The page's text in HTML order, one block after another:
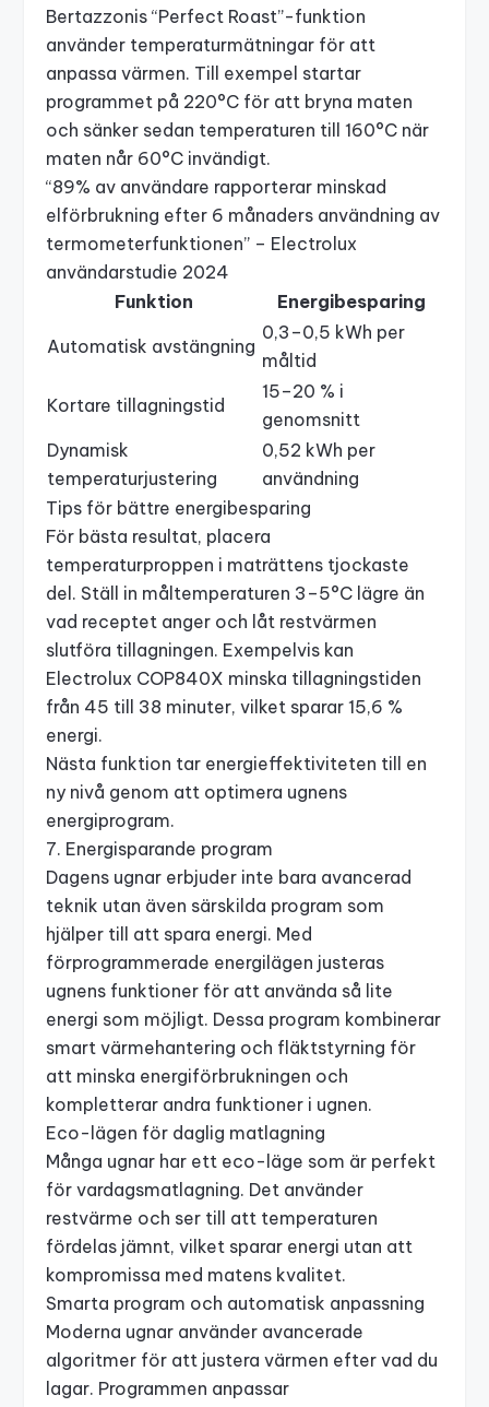
Bertazzonis “Perfect Roast”-funktion
använder temperaturmätningar för att
anpassa värmen. Till exempel startar
programmet på 220°C för att bryna maten
och sänker sedan temperaturen till 160°C när
maten når 60°C invändigt.
“89% av användare rapporterar minskad
elförbrukning efter 6 månaders användning av
termometerfunktionen” – Electrolux
användarstudie 2024
Funktion
Energibesparing
Automatisk avstängning
0,3–0,5 kWh per
måltid
Kortare tillagningstid
15–20 % i
genomsnitt
Dynamisk
temperaturjustering
0,52 kWh per
användning
Tips för bättre energibesparing
För bästa resultat, placera
temperaturproppen i maträttens tjockaste
del. Ställ in måltemperaturen 3–5°C lägre än
vad receptet anger och låt restvärmen
slutföra tillagningen. Exempelvis kan
Electrolux COP840X minska tillagningstiden
från 45 till 38 minuter, vilket sparar 15,6 %
energi.
Nästa funktion tar energieffektiviteten till en
ny nivå genom att optimera ugnens
energiprogram.
7. Energisparande program
Dagens ugnar erbjuder inte bara avancerad
teknik utan även särskilda program som
hjälper till att spara energi. Med
förprogrammerade energilägen justeras
ugnens funktioner för att använda så lite
energi som möjligt. Dessa program kombinerar
smart värmehantering och fläktstyrning för
att minska energiförbrukningen och
kompletterar andra funktioner i ugnen.
Eco-lägen för daglig matlagning
Många ugnar har ett eco-läge som är perfekt
för vardagsmatlagning. Det använder
restvärme och ser till att temperaturen
fördelas jämnt, vilket sparar energi utan att
kompromissa med matens kvalitet.
Smarta program och automatisk anpassning
Moderna ugnar använder avancerade
algoritmer för att justera värmen efter vad du
lagar. Programmen anpassar